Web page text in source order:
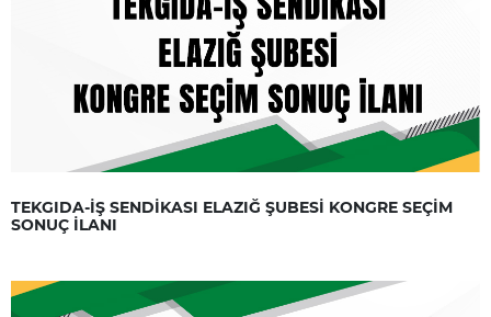
TEKGIDA-İŞ SENDİKASI ELAZIĞ ŞUBESİ KONGRE SEÇİM
SONUÇ İLANI